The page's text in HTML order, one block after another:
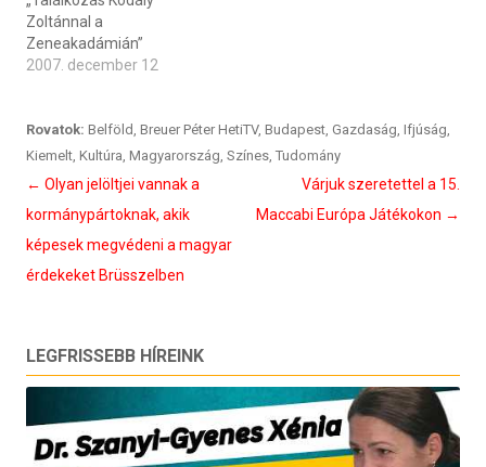
Zoltánnal a
Zeneakadámián”
2007. december 12
Rovatok: Belföld, Breuer Péter HetiTV, Budapest, Gazdaság, Ifjúság,
Kiemelt, Kultúra, Magyarország, Színes, Tudomány
Bejegyzés
navigáció
← Olyan jelöltjei vannak a
kormánypártoknak, akik
képesek megvédeni a magyar
érdekeket Brüsszelben
Várjuk szeretettel a 15.
Maccabi Európa Játékokon →
LEGFRISSEBB HÍREINK